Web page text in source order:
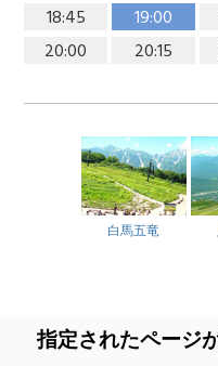
18:45
19:00
20:00
20:15
白馬五竜